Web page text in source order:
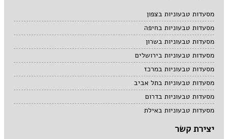
מסעדות טבעוניות בצפון
מסעדות טבעוניות בחיפה
מסעדות טבעוניות בשרון
מסעדות טבעוניות בירושלים
מסעדות טבעוניות במרכז
מסעדות טבעוניות בתל אביב
מסעדות טבעוניות בדרום
מסעדות טבעוניות באילת
יצירת קשר